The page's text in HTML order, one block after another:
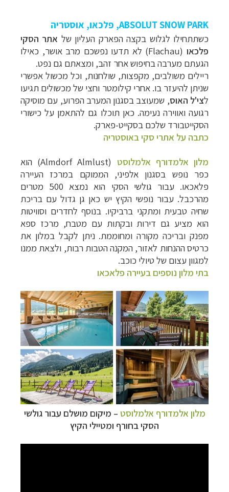
ABSOLUT SNOW PARK, פלכאו, אוסטריה
כשתתחילו לגלוש בקצה הפארק העליון של אתר הסקי
פלכאו (Flachau)
לא תדעו נפשכם מרב אושר, כאילו
הגעתם מערבה בחיפוש אחר זהב, ומצאתם גם נפט.
ריילים משולבים, מקפצות, שולחנות, וכל מכשול אפשרי
שניתן להיעזר בו. אחרי קילומטר וחצי של מכשולים תגיעו
לצי'ל האוס, שמעוצב בסגנון המערב הפרוע, עם מוסיקה
רגועה ואווירה נעימה. כאן תוכלו גם להתאמן על כישורי
הסקייטבורד שלכם בסקייט-פארק.
כתבה על אתרי סקי באוסטריה
מלון אלמדורף אלמלוסט (
Almdorf Almlust) הוא
כפר נופש בסגנון אלפיני, הממוקם במרכז העיירה
פלאכאו. עבור גולשי הסקי הוא נמצא 500 מטרים
מהרכבל. עבור נופשי הקיץ יש כאן גן גדול עם בריכת
שחיה טבעית ומתקני ברביקיו. בנוסף לחדרים וסוויטות
הוא מציע גם דירות ובקתות עם מטבח, מרכז ספא
מפנק ובריכה מקורה ומחוממת. ניתן לקבל במלון את
כרטיס ההנחות לאזור, המקנה הטבות רבות, ולצאת ממנו
למגוון עצום של טיולי כוכב.
בתי מלון נוספים בעיירה פלאכאו
מלון אלמדורף אלמלוסט – מיקום מושלם עבור גולשי
הסקי בחורף ומטיילי הקיץ